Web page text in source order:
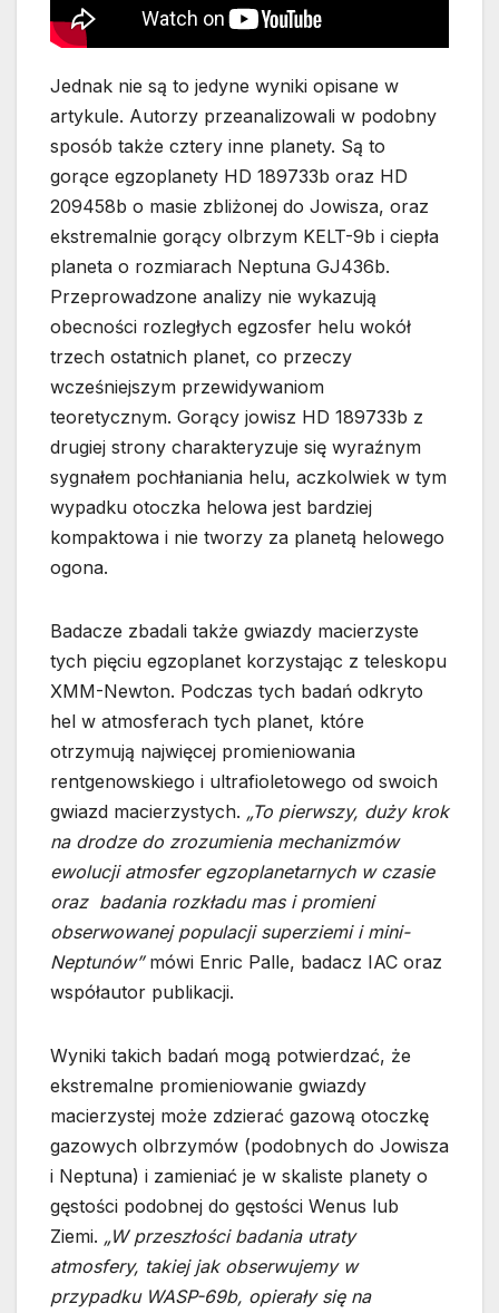
Jednak nie są to jedyne wyniki opisane w
artykule. Autorzy przeanalizowali w podobny
sposób także cztery inne planety. Są to
gorące egzoplanety HD 189733b oraz HD
209458b o masie zbliżonej do Jowisza, oraz
ekstremalnie gorący olbrzym KELT-9b i ciepła
planeta o rozmiarach Neptuna GJ436b.
Przeprowadzone analizy nie wykazują
obecności rozległych egzosfer helu wokół
trzech ostatnich planet, co przeczy
wcześniejszym przewidywaniom
teoretycznym. Gorący jowisz HD 189733b z
drugiej strony charakteryzuje się wyraźnym
sygnałem pochłaniania helu, aczkolwiek w tym
wypadku otoczka helowa jest bardziej
kompaktowa i nie tworzy za planetą helowego
ogona.
Badacze zbadali także gwiazdy macierzyste
tych pięciu egzoplanet korzystając z teleskopu
XMM-Newton. Podczas tych badań odkryto
hel w atmosferach tych planet, które
otrzymują najwięcej promieniowania
rentgenowskiego i ultrafioletowego od swoich
gwiazd macierzystych. „To pierwszy, duży krok
na drodze do zrozumienia mechanizmów
ewolucji atmosfer egzoplanetarnych w czasie
oraz badania rozkładu mas i promieni
obserwowanej populacji superziemi i mini-
Neptunów”mówi Enric Palle, badacz IAC oraz
współautor publikacji.
Wyniki takich badań mogą potwierdzać, że
ekstremalne promieniowanie gwiazdy
macierzystej może zdzierać gazową otoczkę
gazowych olbrzymów (podobnych do Jowisza
i Neptuna) i zamieniać je w skaliste planety o
gęstości podobnej do gęstości Wenus lub
Ziemi. „W przeszłości badania utraty
atmosfery, takiej jak obserwujemy w
przypadku WASP-69b, opierały się na